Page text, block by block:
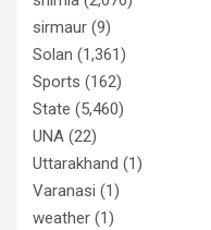
sirmaur (9)
Solan (1,361)
Sports (162)
State (5,460)
UNA (22)
Uttarakhand (1)
Varanasi (1)
weather (1)